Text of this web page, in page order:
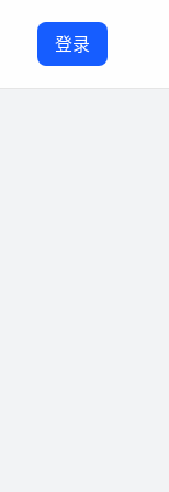
登录